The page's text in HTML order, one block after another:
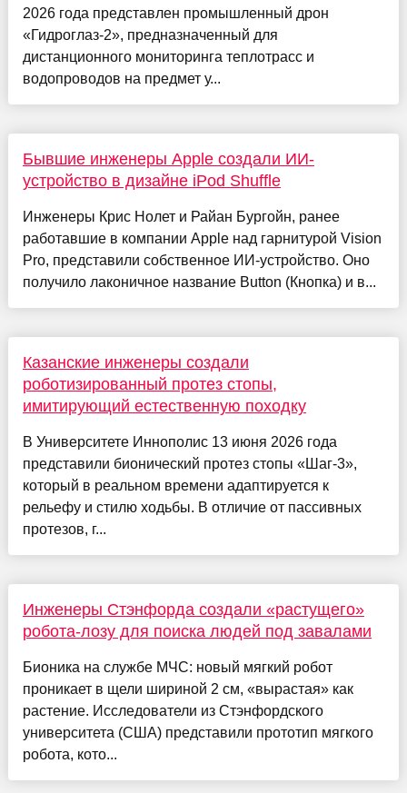
2026 года представлен промышленный дрон
«Гидроглаз-2», предназначенный для
дистанционного мониторинга теплотрасс и
водопроводов на предмет у...
Бывшие инженеры Apple создали ИИ-
устройство в дизайне iPod Shuffle
Инженеры Крис Нолет и Райан Бургойн, ранее
работавшие в компании Apple над гарнитурой Vision
Pro, представили собственное ИИ-устройство. Оно
получило лаконичное название Button (Кнопка) и в...
Казанские инженеры создали
роботизированный протез стопы,
имитирующий естественную походку
В Университете Иннополис 13 июня 2026 года
представили бионический протез стопы «Шаг-3»,
который в реальном времени адаптируется к
рельефу и стилю ходьбы. В отличие от пассивных
протезов, г...
Инженеры Стэнфорда создали «растущего»
робота-лозу для поиска людей под завалами
Бионика на службе МЧС: новый мягкий робот
проникает в щели шириной 2 см, «вырастая» как
растение. Исследователи из Стэнфордского
университета (США) представили прототип мягкого
робота, кото...